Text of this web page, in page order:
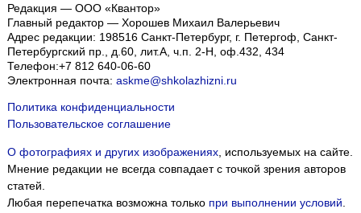
Редакция — ООО «Квантор»
Главный редактор — Хорошев Михаил Валерьевич
Адрес редакции: 198516 Санкт-Петербург, г. Петергоф Санкт-
Петербургский пр., д.60, лит.А, ч.п. 2-Н, оф.432, 434
Телефон:+7 812 640-06-60
Электронная почта: askme@shkolazhizni.ru
Политика конфиденциальности
Пользовательское соглашение
О фотографиях и других изображениях, используемых на сайте.
Мнение редакции не всегда совпадает с точкой зрения авторов
статей.
Любая перепечатка возможна только при выполнении условий